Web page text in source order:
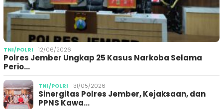
TNI/POLRI 12/06/2026
Polres Jember Ungkap 25 Kasus Narkoba Selama
Perio…
TNI/POLRI 31/05/2026
Sinergitas Polres Jember, Kejaksaan, dan
PPNS Kawa…